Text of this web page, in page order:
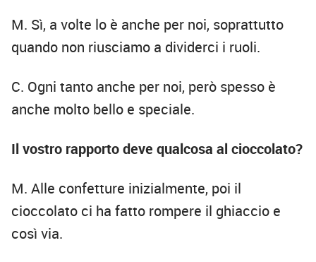
M. Sì, a volte lo è anche per noi, soprattutto
quando non riusciamo a dividerci i ruoli.
C. Ogni tanto anche per noi, però spesso è
anche molto bello e speciale.
Il vostro rapporto deve qualcosa al cioccolato?
M. Alle confetture inizialmente, poi il
cioccolato ci ha fatto rompere il ghiaccio e
così via.